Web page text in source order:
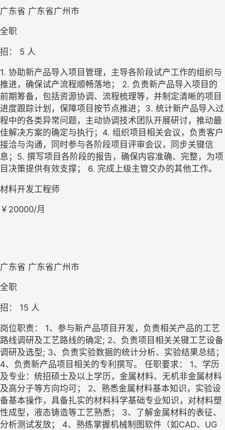
广东省 广东省广州市
全职
招： 5 人
1. 协助新产品导入项目管理，主导各阶段试产工作的组织与
推进，确保试产流程顺畅落地； 2. 负责新产品导入项目的
前期筹备，包括资源协调、流程梳理等，并制定清晰的项目
进度跟踪计划，保障项目按节点推进；3. 统计新产品导入过
程中的各类异常问题，主动协调技术团队开展研讨，推动最
佳解决方案的确定与执行；4. 组织项目相关会议，负责客户
接洽与沟通，同时参与各阶段项目评审会议，同步关键信
息；5. 撰写项目各阶段的报告，确保内容准确、完整，为项
目决策提供有效支撑； 6. 完成上级主管交办的其他工作。
材料开发工程师
￥20000/月
广东省 广东省广州市
全职
招： 15 人
岗位职责： 1、参与新产品项目开发，负责相关产品的工艺
路线调研及工艺路线的确定; 2、负责项目相关关键工艺设备
调研及选型; 3、负责实验数据的统计分析、实验结果总结；
4、负责新产品项目相关的专利撰写。 任职要求： 1、学历
及专业：统招硕士及以上学历，金属材料、无机非金属材料
及高分子等方向均可； 2、熟悉金属材料基本知识，实验设
备基本操作，具备扎实的材料科学基础专业知识，对材料塑
性成型，液态铸造等工艺熟悉； 3、了解金属材料的表征、
分析测试发放； 4、熟练掌握机械制图软件（如CAD、UG